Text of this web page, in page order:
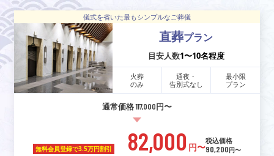
儀式を省いた最もシンプルなご葬儀
直葬プラン
目安人数1〜10名程度
火葬
のみ
通夜・
告別式なし
最小限
プラン
通常価格 117,000円〜
無料会員登録で3.5万円割引 82,000 円〜
税込価格
90,200円〜